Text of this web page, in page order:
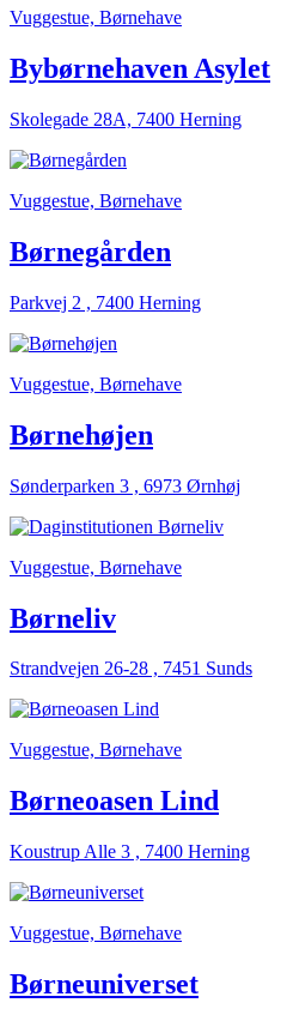
Vuggestue, Børnehave
Bybørnehaven Asylet
Skolegade 28A, 7400 Herning
Vuggestue, Børnehave
Børnegården
Parkvej 2 , 7400 Herning
Vuggestue, Børnehave
Børnehøjen
Sønderparken 3 , 6973 Ørnhøj
Vuggestue, Børnehave
Børneliv
Strandvejen 26-28 , 7451 Sunds
Vuggestue, Børnehave
Børneoasen Lind
Koustrup Alle 3 , 7400 Herning
Vuggestue, Børnehave
Børneuniverset